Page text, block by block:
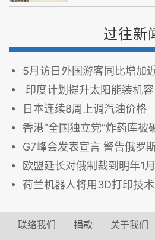
过往新
5月访日外国游客同比增加
印度计划提升太阳能装机容量目
日本连续8周上调汽油价格
香港“全国独立党”炸药库被破
G7峰会发表宣言 警告俄罗
欧盟延长对俄制裁到明年1月
荷兰机器人将用3D打印技
联络我们 捐款 关于我们